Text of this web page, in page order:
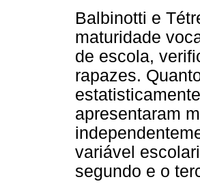
Balbinotti e
maturidade
de escola,
rapazes.
apresentaram
variável
segundo e o